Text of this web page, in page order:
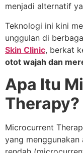
menjadi alternatif
Teknologi ini kini
unggulan di
Skin Clinic, berkat
otot wajah dan
Apa Itu
Therapy?
Microcurrent
yang